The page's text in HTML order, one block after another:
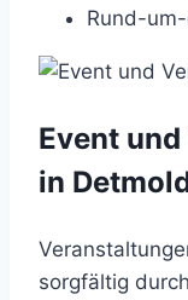
Rund-
Event
in
sorgfältig